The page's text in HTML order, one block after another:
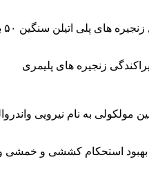
زنجیره های پلیمری
به نام نیرویی
بهبود استحکام کششی و